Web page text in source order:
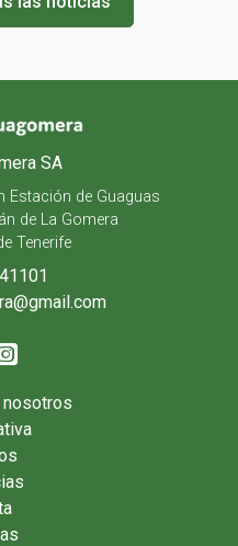
SA
Estación de Guaguas
de La Gomera
Tenerife
nosotros